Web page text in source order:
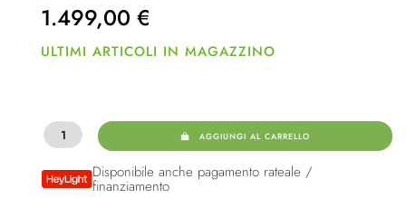
1.499,00 €
ULTIMI ARTICOLI IN MAGAZZINO
AGGIUNGI AL CARRELLO
Disponibile anche pagamento rateale /
finanziamento